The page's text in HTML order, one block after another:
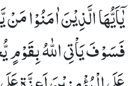
یٰۤاَیُّهَا الَّذِیْنَ اٰمَنُوْا
فَسَوْفَ یَاْتِی اللّٰهُ